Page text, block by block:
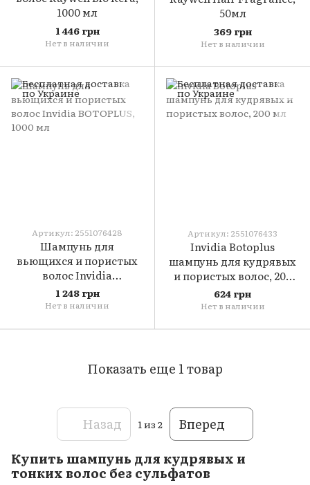
1000 мл
1 446 грн
Нет в наличии
50мл
369 грн
Нет в наличии
Артикул: 2551076428
Шампунь для
вьющихся и пористых
волос Invidia
BOTOPLUS, 1000 мл
1 248 грн
Нет в наличии
Артикул: 2551076433
Invidia Botoplus
шампунь для кудрявых
и пористых волос, 200
мл
624 грн
Нет в наличии
Показать еще 1 товар
Назад 1 из 2
Вперед
Купить шампунь для кудрявых и
тонких волос без сульфатов